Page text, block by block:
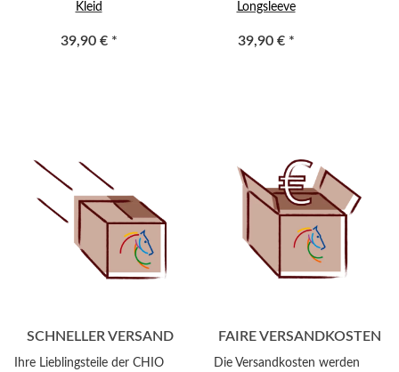
Kleid
39,90 € *
Longsleeve
39,90 € *
SCHNELLER VERSAND
Ihre Lieblingsteile der CHIO
FAIRE VERSANDKOSTEN
Die Versandkosten werden